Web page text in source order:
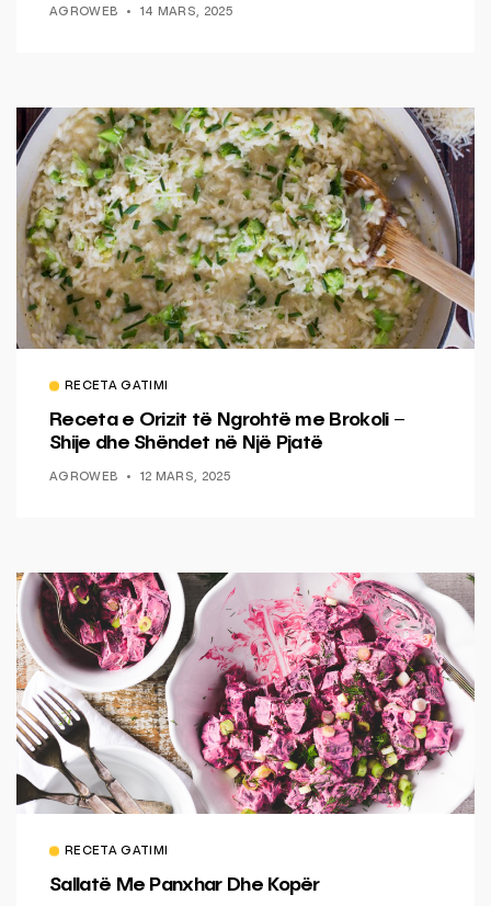
AGROWEB 14 MARS, 2025
RECETA GATIMI
Receta e Orizit të Ngrohtë me Brokoli –
Shije dhe Shëndet në Një Pjatë
AGROWEB 12 MARS, 2025
RECETA GATIMI
Sallatë Me Panxhar Dhe Kopër